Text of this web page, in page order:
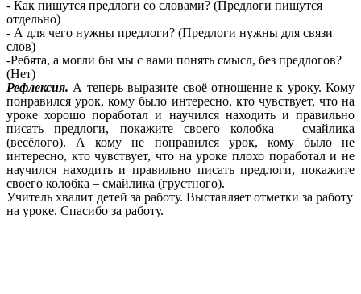
- Как пишутся предлоги со словами? (Предлоги пишутся
отдельно)
- А для чего нужны предлоги? (Предлоги нужны для связи
слов)
-Ребята, а могли бы мы с вами понять смысл, без предлогов?
(Нет)
Рефлексия. А теперь выразите своё отношение к уроку. Кому
понравился урок, кому было интересно, кто чувствует, что на
уроке хорошо поработал и научился находить и правильно
писать предлоги, покажите своего колобка – смайлика
(весёлого). А кому не понравился урок, кому было не
интересно, кто чувствует, что на уроке плохо поработал и не
научился находить и правильно писать предлоги, покажите
своего колобка – смайлика (грустного).
Учитель хвалит детей за работу. Выставляет отметки за работу
на уроке. Спасибо за работу.